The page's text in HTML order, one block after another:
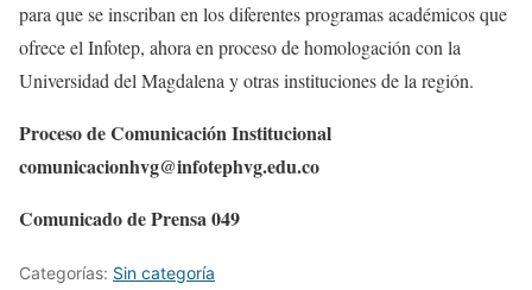
para que se inscriban en los diferentes programas académicos que
ofrece el Infotep, ahora en proceso de homologación con la
Universidad del Magdalena y otras instituciones de la región.
Proceso de Comunicación Institucional
comunicacionhvg@infotephvg.edu.co
Comunicado de Prensa 049
Categorías: Sin categoría